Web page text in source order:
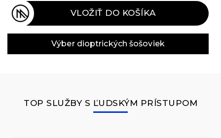
VLOŽIŤ DO KOŠÍKA
Výber dioptrických šošoviek
TOP SLUŽBY S ĽUDSKÝM PRÍSTUPOM